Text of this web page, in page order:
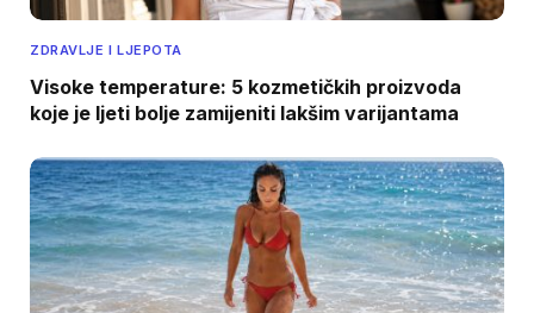
ZDRAVLJE I LJEPOTA
Visoke temperature: 5 kozmetičkih proizvoda
koje je ljeti bolje zamijeniti lakšim varijantama